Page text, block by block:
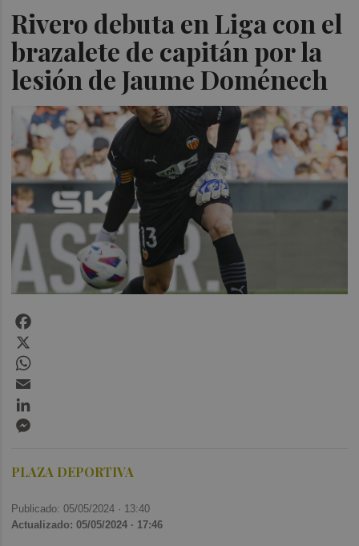
Rivero debuta en Liga con el
brazalete de capitán por la
lesión de Jaume Doménech
PLAZA DEPORTIVA
Publicado: 05/05/2024 · 13:40
Actualizado: 05/05/2024 · 17:46